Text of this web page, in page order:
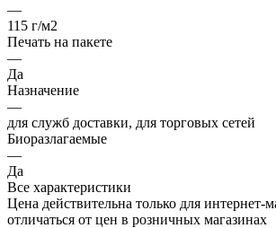
—
115 г/м2
Печать на пакете
—
Да
Назначение
—
для служб доставки, для торговых сетей
Биоразлагаемые
—
Да
Все характеристики
Цена действительна только для интернет-
отличаться от цен в розничных магазинах